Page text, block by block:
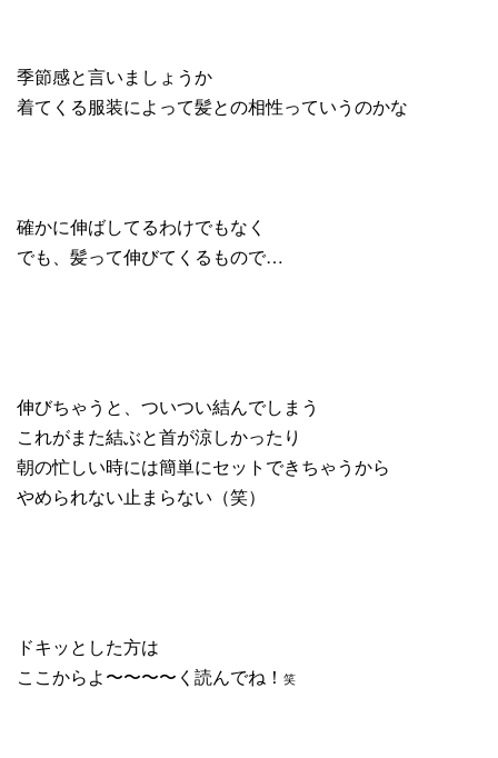
季節感と言いましょうか
着てくる服装によって髪との相性っていうのかな
確かに伸ばしてるわけでもなく
でも、髪って伸びてくるもので…
伸びちゃうと、ついつい結んでしまう
これがまた結ぶと首が涼しかったり
朝の忙しい時には簡単にセットできちゃうから
やめられない止まらない（笑）
ドキッとした方は
ここからよ〜〜〜〜く読んでね！ 笑